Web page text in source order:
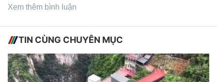
Xem thêm bình luận
TIN CÙNG CHUYÊN MỤC